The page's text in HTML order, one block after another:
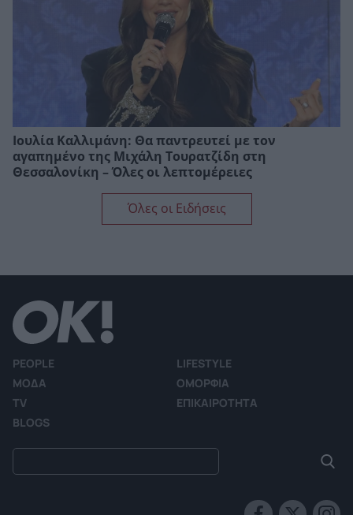
Ιουλία Καλλιμάνη: Θα παντρευτεί με τον
αγαπημένο της Μιχάλη Τουρατζίδη στη
Θεσσαλονίκη – Όλες οι λεπτομέρειες
Όλες οι Ειδήσεις
PEOPLE
LIFESTYLE
ΜΟΔΑ
ΟΜΟΡΦΙΑ
TV
ΕΠΙΚΑΙΡΟΤΗΤΑ
BLOGS